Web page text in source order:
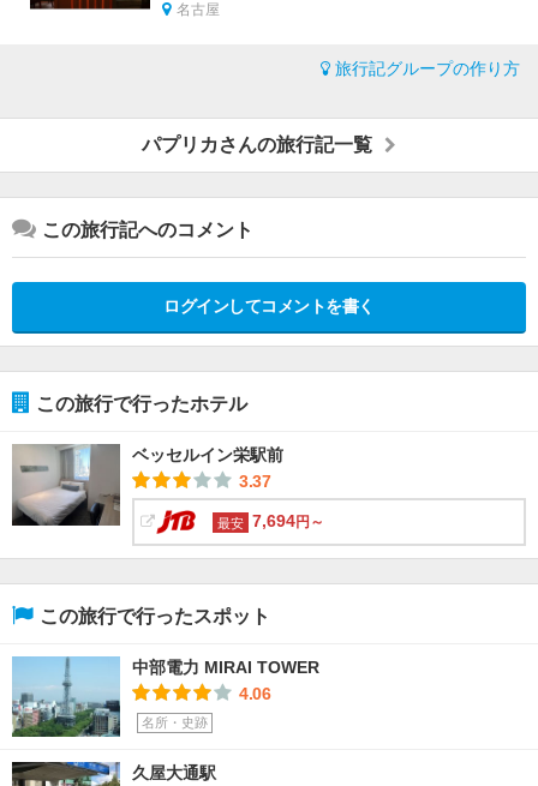
名古屋
旅行記グループの作り方
パプリカさんの旅行記一覧
この旅行記へのコメント
ログインしてコメントを書く
この旅行で行ったホテル
ベッセルイン栄駅前
3.37
最安 7,694円～
この旅行で行ったスポット
中部電力 MIRAI TOWER
4.06
名所・史跡
久屋大通駅